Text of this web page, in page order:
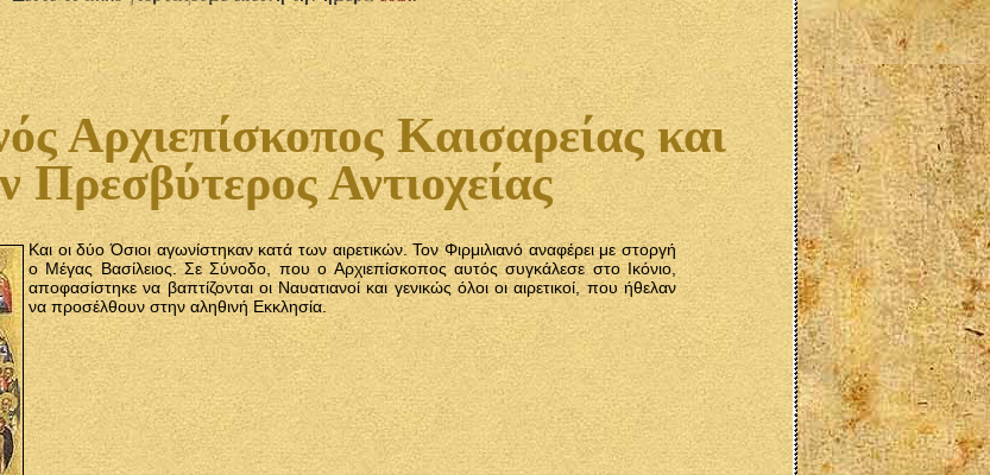
Αρχιεπίσκοπος Καισαρείας και
Πρεσβύτερος Αντιοχείας
Και οι δύο Όσιοι αγωνίστηκαν κατά των αιρετικών. Τον Φιρμιλιανό αναφέρει με στοργή
ο Μέγας Βασίλειος. Σε Σύνοδο, που ο Αρχιεπίσκοπος αυτός συγκάλεσε στο Ικόνιο,
αποφασίστηκε να βαπτίζονται οι Nαυατιανοί και γενικώς όλοι οι αιρετικοί, που ήθελαν
να προσέλθουν στην αληθινή Εκκλησία.